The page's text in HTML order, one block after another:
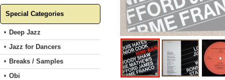
Special Categories
Deep Jazz
Jazz for Dancers
Breaks / Samples
Obi